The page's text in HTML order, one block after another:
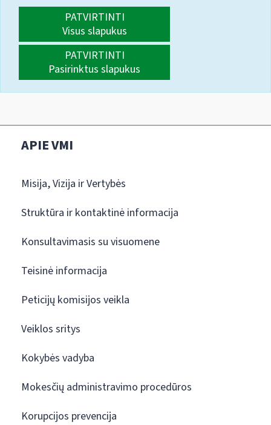
PATVIRTINTI
Visus slapukus
PATVIRTINTI
Pasirinktus slapukus
APIE VMI
Misija, Vizija ir Vertybės
Struktūra ir kontaktinė informacija
Konsultavimasis su visuomene
Teisinė informacija
Peticijų komisijos veikla
Veiklos sritys
Kokybės vadyba
Mokesčių administravimo procedūros
Korupcijos prevencija